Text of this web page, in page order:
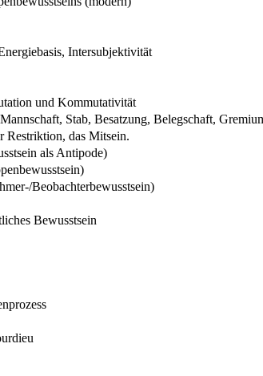
Intersubjektivität
und Kommutativität
Stab, Besatzung, Belegschaft,
Restriktion, das Mitsein.
als Antipode)
Beobachterbewusstsein)
Bewusstsein